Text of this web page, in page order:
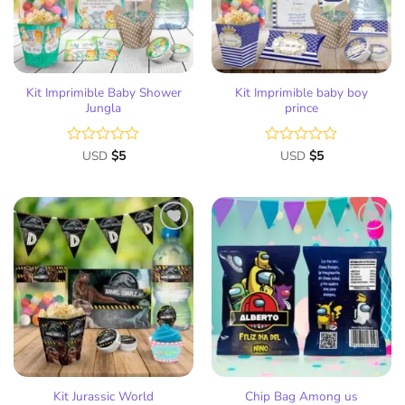
Kit Imprimible Baby Shower
Jungla
Valorado
de
5
USD $5
Kit Imprimible baby boy
prince
Valorado
de
USD $5
Añadir
a la
lista
de
deseos
Kit Jurassic World
Añadir
a la
lista
de
deseos
Chip Bag Among us